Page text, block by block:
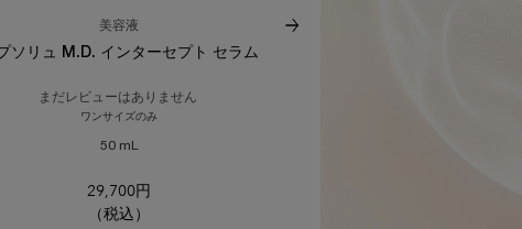
美容液
ソリュ M.D. インターセプト セラム
まだレビューはありません
ワンサイズのみ
50 mL
29,700円
（税込）